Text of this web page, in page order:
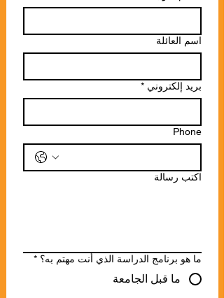
اسم العائلة
بريد إلكتروني *
Phone
اكتب رسالة
ما هو برنامج الدراسة الذي أنت مهتم به؟ *
ما قبل الجامعة